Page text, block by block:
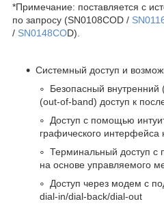
*Примечание: поставляется с
по запросу (SN0108COD /
/ SN0148COD).
Системный доступ и
Безопасный
(out-of-band) доступ к
Доступ с помощью
графического интерфейса
Терминальный доступ
на основе управляемого
Доступ через модем с
dial-in/dial-back/dial-out